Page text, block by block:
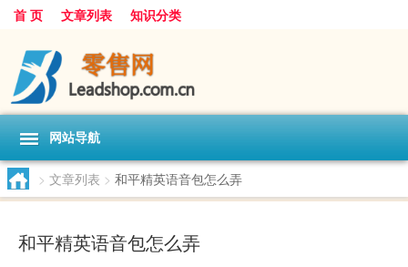
首 页 文章列表 知识分类
网站导航
> 文章列表 > 和平精英语音包怎么弄
和平精英语音包怎么弄